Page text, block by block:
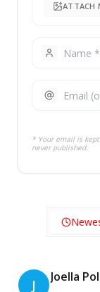
ATTACH
* Your email is
never published.
J Joella